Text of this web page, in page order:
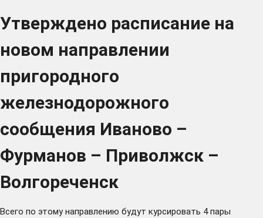
Утверждено расписание на
новом направлении
пригородного
железнодорожного
сообщения Иваново –
Фурманов – Приволжск –
Волгореченск
Всего по этому направлению будут курсировать 4 пары